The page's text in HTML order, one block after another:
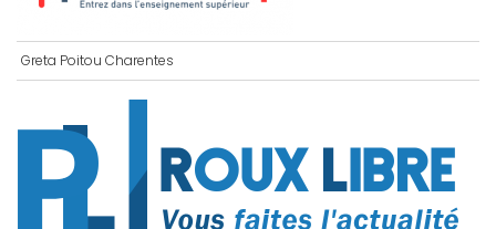
Greta Poitou Charentes